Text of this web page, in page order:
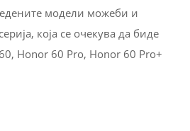
модели можеби и
која се очекува да биде
Honor 60 Pro, Honor 60 Pro+